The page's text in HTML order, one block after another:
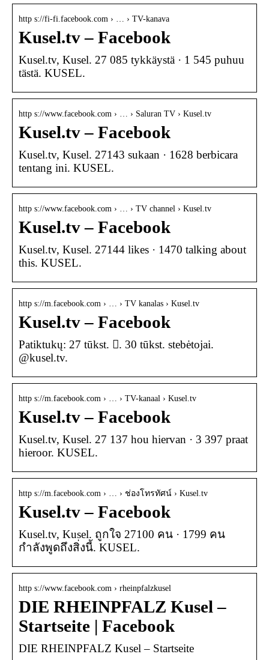
http s://fi-fi.facebook.com › … › TV-kanava
Kusel.tv – Facebook
Kusel.tv, Kusel. 27 085 tykkäystä · 1 545 puhuu
tästä. KUSEL.
http s://www.facebook.com › … › Saluran TV › Kusel.tv
Kusel.tv – Facebook
Kusel.tv, Kusel. 27143 sukaan · 1628 berbicara
tentang ini. KUSEL.
http s://www.facebook.com › … › TV channel › Kusel.tv
Kusel.tv – Facebook
Kusel.tv, Kusel. 27144 likes · 1470 talking about
this. KUSEL.
http s://m.facebook.com › … › TV kanalas › Kusel.tv
Kusel.tv – Facebook
Patiktukų: 27 tūkst. 󱞋. 30 tūkst. stebėtojai.
@kusel.tv.
http s://m.facebook.com › … › TV-kanaal › Kusel.tv
Kusel.tv – Facebook
Kusel.tv, Kusel. 27 137 hou hiervan · 3 397 praat
hieroor. KUSEL.
http s://m.facebook.com › … › ช่องโทรทัศน์ › Kusel.tv
Kusel.tv – Facebook
Kusel.tv, Kusel. ถูกใจ 27100 คน · 1799 คน
กำลังพูดถึงสิ่งนี้. KUSEL.
http s://www.facebook.com › rheinpfalzkusel
DIE RHEINPFALZ Kusel –
Startseite | Facebook
DIE RHEINPFALZ Kusel – Startseite